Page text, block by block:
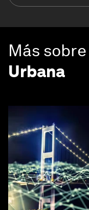
Más sobre
Urbana